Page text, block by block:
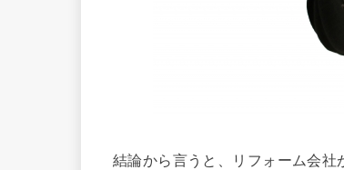
結論から言うと、リフォーム会社